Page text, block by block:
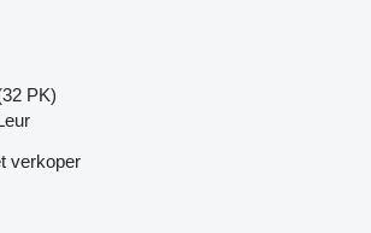
PK)
verkoper